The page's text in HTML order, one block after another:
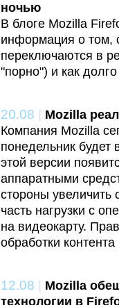
ночью
В блоге Mozilla
информация о том,
переключаются в
"порно") и как
20.08 | Mozilla
Компания Mozilla
понедельник будет
этой версии
аппаратными
стороны увеличить
часть нагрузки с
на видеокарту.
обработки
12.08 | Mozilla
технологии в